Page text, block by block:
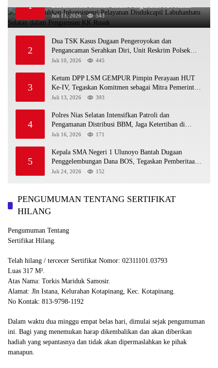
1
Labuhanbatu Selatan dalam Pengurusan KK Rusak
Juli 13, 2026 543
2
Dua TSK Kasus Dugaan Pengeroyokan dan
Pengancaman Serahkan Diri, Unit Reskrim Polsek
Lolowau Tuntaskan Pengamanan Tiga Tersangka
Juli 10, 2026 445
3
Ketum DPP LSM GEMPUR Pimpin Perayaan HUT
Ke-IV, Tegaskan Komitmen sebagai Mitra Pemerintah
dan Corong Aspirasi Rakyat
Juli 13, 2026 393
4
Polres Nias Selatan Intensifkan Patroli dan
Pengamanan Distribusi BBM, Jaga Ketertiban di
SPBU
Juli 16, 2026 171
5
Kepala SMA Negeri 1 Ulunoyo Bantah Dugaan
Penggelembungan Dana BOS, Tegaskan Pemberitaan
Tidak Benar
Juli 24, 2026 152
PENGUMUMAN TENTANG SERTIFIKAT
HILANG
Pengumuman Tentang
Sertifikat Hilang.
Telah hilang / tercecer Sertifikat Nomor: 02311101.03793
Luas 317 M².
Atas Nama: Torkis Mariduk Samosir.
Alamat: Jln Istana, Kelurahan Kotapinang, Kec. Kotapinang.
No Kontak: 813-9798-1192
Dalam waktu dua minggu empat belas hari, dimulai sejak pengumuman
ini. Bagi yang menemukan harap dikembalikan dan akan diberikan
hadiah yang sepantasnya dan tidak akan dipermaslahkan ke pihak
manapun.